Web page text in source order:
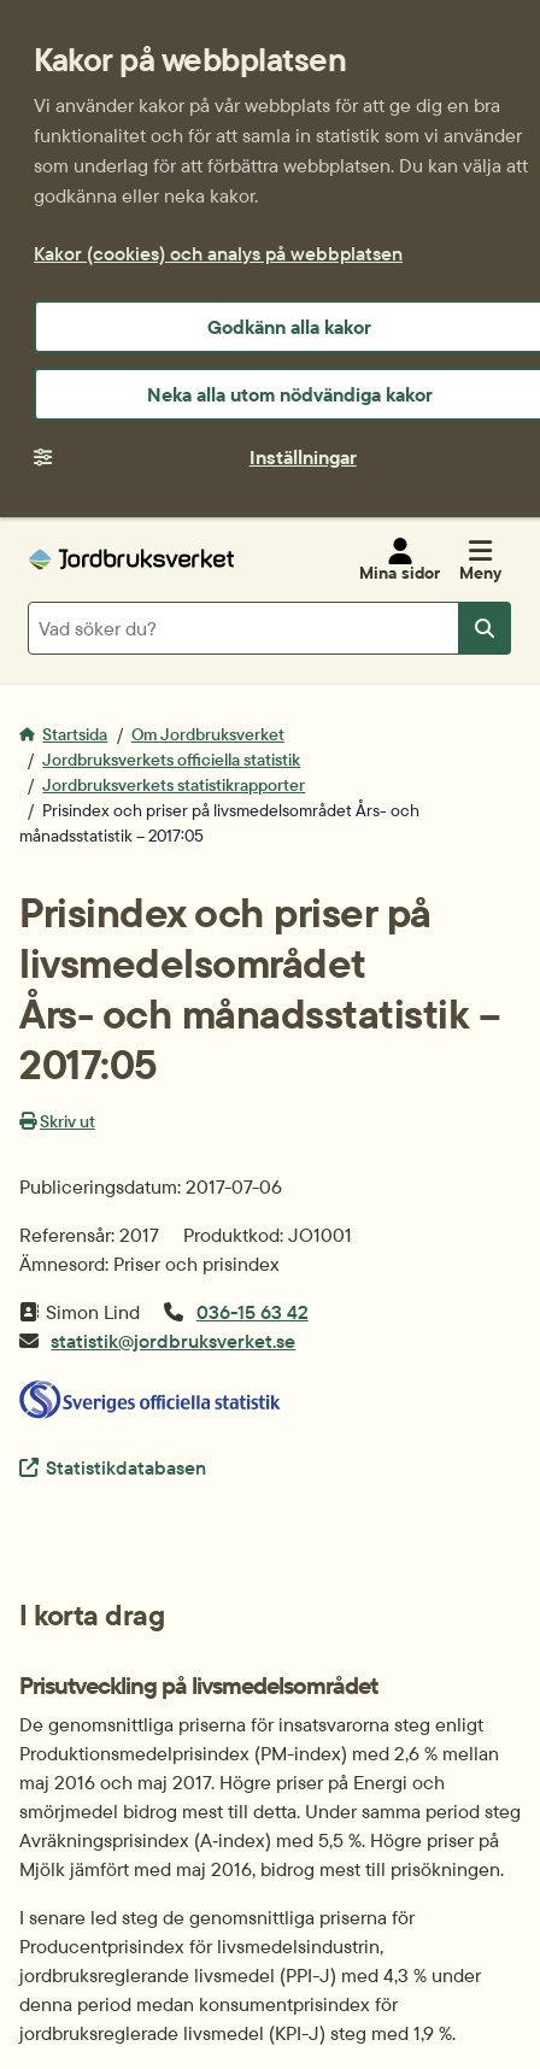
Kakor på webbplatsen
Vi använder kakor på vår webbplats för att ge dig en bra
funktionalitet och för att samla in statistik som vi använder
som underlag för att förbättra webbplatsen. Du kan välja att
godkänna eller neka kakor.
Kakor (cookies) och analys på webbplatsen
Godkänn alla kakor
Neka alla utom nödvändiga kakor
Inställningar
Mina sidor Meny
Sök
Sök
Startsida
Om Jordbruksverket
Jordbruksverkets officiella statistik
Jordbruksverkets statistikrapporter
Prisindex och priser på livsmedelsområdet Års- och
månadsstatistik – 2017:05
Prisindex och priser på
livsmedelsområdet
Års- och månadsstatistik –
2017:05
Skriv ut
Publiceringsdatum: 2017-07-06
Referensår: 2017
Produktkod: JO1001
Ämnesord: Priser och prisindex
Simon Lind
036-15 63 42
statistik@jordbruksverket.se
Extern länk.
Statistikdatabasen
I korta drag
Prisutveckling på livsmedelsområdet
De genomsnittliga priserna för insatsvarorna steg enligt
Produktionsmedelprisindex (PM-index) med 2,6 % mellan
maj 2016 och maj 2017. Högre priser på Energi och
smörjmedel bidrog mest till detta. Under samma period steg
Avräkningsprisindex (A‑index) med 5,5 %. Högre priser på
Mjölk jämfört med maj 2016, bidrog mest till prisökningen.
I senare led steg de genomsnittliga priserna för
Producentprisindex för livsmedelsindustrin,
jordbruksreglerande livsmedel (PPI-J) med 4,3 % under
denna period medan konsumentprisindex för
jordbruksreglerade livsmedel (KPI-J) steg med 1,9 %.